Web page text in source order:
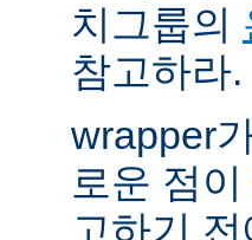
치그룹의
참고하라.
wrapper
로운 점
고하기